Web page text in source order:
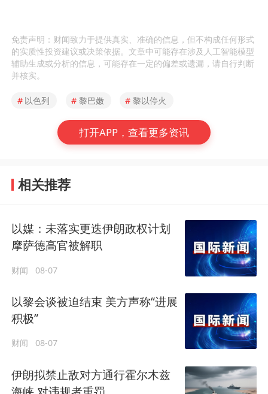
免责声明：财闻致力于提供真实、准确的信息，但不构成任何形式
的实质性投资建议或决策依据。文章中可能存在涉及人工智能模型
辅助生成或分析的信息，可能存在一定的偏差或遗漏，请自行判断
并核实。
# 以色列 # 黎巴嫩 # 黎以停火
打开APP，查看更多资讯
相关推荐
以媒：未落实更迭伊朗政权计划
摩萨德高官被解职
财闻 08-07
以黎会谈被迫结束 美方声称“进展
积极”
财闻 08-07
伊朗拟禁止敌对方通行霍尔木兹